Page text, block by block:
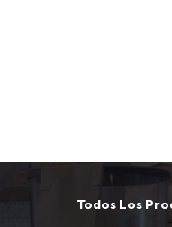
Todos Los